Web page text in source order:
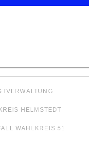
HELMSTEDT
WAHLKREIS 51